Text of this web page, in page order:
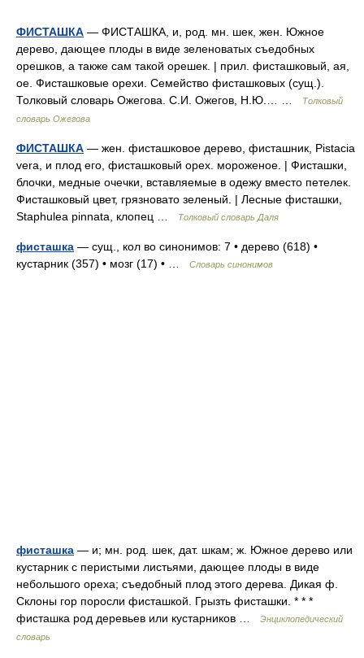
ФИСТАШКА — ФИСТАШКА, и, род. мн. шек, жен. Южное
дерево, дающее плоды в виде зеленоватых съедобных
орешков, а также сам такой орешек. | прил. фисташковый, ая,
ое. Фисташковые орехи. Семейство фисташковых (сущ.).
Толковый словарь Ожегова. С.И. Ожегов, Н.Ю.… …
Толковый
словарь Ожегова
ФИСТАШКА — жен. фисташковое дерево, фисташник, Pistacia
vera, и плод его, фисташковый орех. мороженое. | Фисташки,
блочки, медные очечки, вставляемые в одежу вместо петелек.
Фисташковый цвет, грязновато зеленый. | Лесные фисташки,
Staphulea pinnata, клопец …
Толковый словарь Даля
фисташка — сущ., кол во синонимов: 7 • дерево (618) •
кустарник (357) • мозг (17) • …
Словарь синонимов
фисташка — и; мн. род. шек, дат. шкам; ж. Южное дерево или
кустарник с перистыми листьями, дающее плоды в виде
небольшого ореха; съедобный плод этого дерева. Дикая ф.
Склоны гор поросли фисташкой. Грызть фисташки. * * *
фисташка род деревьев или кустарников …
Энциклопедический
словарь